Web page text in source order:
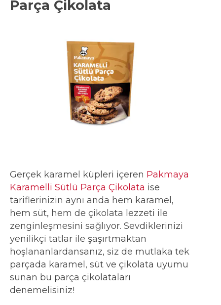
Parça Çikolata
Gerçek karamel küpleri içeren Pakmaya
Karamelli Sütlü Parça Çikolata ise
tariflerinizin aynı anda hem karamel,
hem süt, hem de çikolata lezzeti ile
zenginleşmesini sağlıyor. Sevdiklerinizi
yenilikçi tatlar ile şaşırtmaktan
hoşlananlardansanız, siz de mutlaka tek
parçada karamel, süt ve çikolata uyumu
sunan bu parça çikolataları
denemelisiniz!